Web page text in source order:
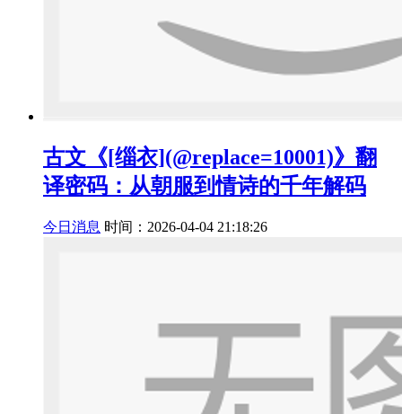
古文《[缁衣](@replace=10001)》翻
译密码：从朝服到情诗的千年解码
今日消息 时间：2026-04-04 21:18:26